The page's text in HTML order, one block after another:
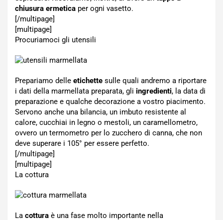
chiusura ermetica per ogni vasetto.
[/multipage]
[multipage]
Procuriamoci gli utensili
Prepariamo delle etichette sulle quali andremo a riportare
i dati della marmellata preparata, gli ingredienti, la data di
preparazione e qualche decorazione a vostro piacimento.
Servono anche una bilancia, un imbuto resistente al
calore, cucchiai in legno o mestoli, un caramellometro,
ovvero un termometro per lo zucchero di canna, che non
deve superare i 105° per essere perfetto.
[/multipage]
[multipage]
La cottura
La cottura è una fase molto importante nella